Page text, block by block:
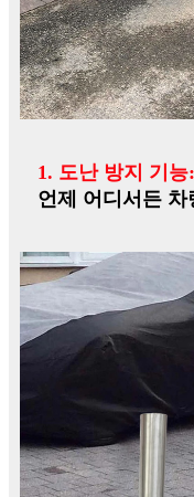
1. 도난 방지 기능:
언제 어디서든